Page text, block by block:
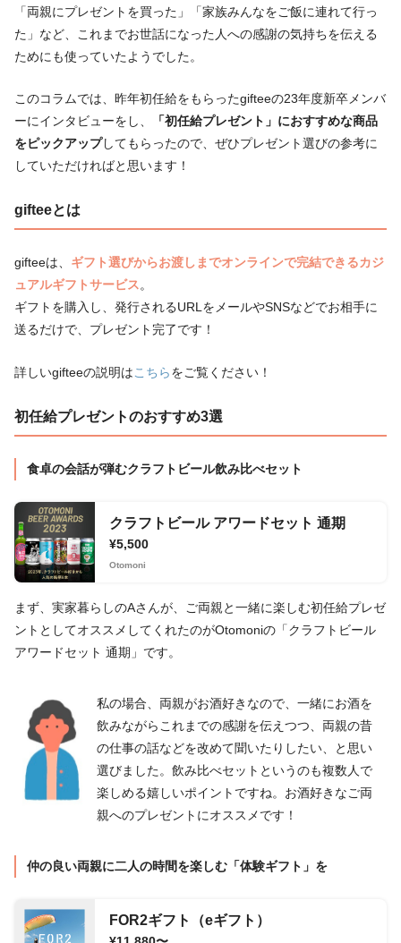
「両親にプレゼントを買った」「家族みんなをご飯に連れて行っ
た」など、これまでお世話になった人への感謝の気持ちを伝える
ためにも使っていたようでした。
このコラムでは、昨年初任給をもらったgifteeの23年度新卒メンバ
ーにインタビューをし、
「初任給プレゼント」におすすめな商品
をピックアップしてもらったので、ぜひプレゼント選びの参考に
していただければと思います！
gifteeとは
gifteeは、 ギフト選びからお渡しまでオンラインで完結できるカジ
ュアルギフトサービス。
ギフトを購入し、発行されるURLをメールやSNSなどでお相手に
送るだけで、プレゼント完了です！
詳しいgifteeの説明はこちらをご覧ください！
初任給プレゼントのおすすめ3選
食卓の会話が弾むクラフトビール飲み比べセット
クラフトビール アワードセット 通期
¥5,500
Otomoni
まず、実家暮らしのAさんが、ご両親と一緒に楽しむ初任給プレゼ
ントとしてオススメしてくれたのがOtomoniの「クラフトビール
アワードセット 通期」です。
私の場合、両親がお酒好きなので、一緒にお酒を
飲みながらこれまでの感謝を伝えつつ、両親の昔
の仕事の話などを改めて聞いたりしたい、と思い
選びました。飲み比べセットというのも複数人で
楽しめる嬉しいポイントですね。お酒好きなご両
親へのプレゼントにオススメです！
仲の良い両親に二人の時間を楽しむ「体験ギフト」を
FOR2ギフト（eギフト）